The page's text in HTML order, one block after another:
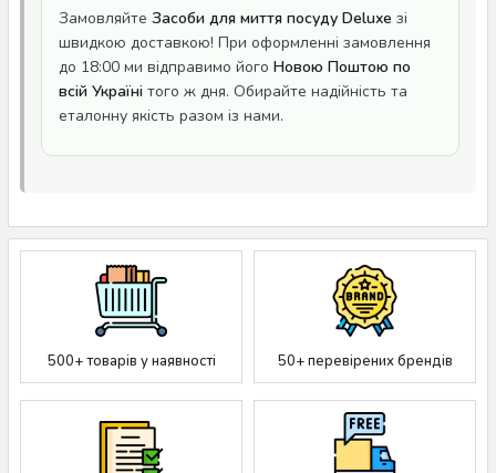
Замовляйте Засоби для миття посуду Deluxe зі
швидкою доставкою! При оформленні замовлення
до 18:00 ми відправимо його Новою Поштою по
всій Україні того ж дня. Обирайте надійність та
еталонну якість разом із нами.
500+ товарів у наявності 50+ перевірених брендів